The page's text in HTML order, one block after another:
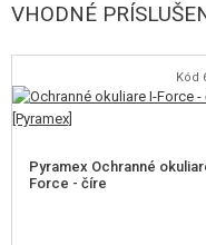
Niekoľko tipov na
Dbajte na to, aby boli
silikónovým olejom.
Robte prestávky medzi
mechanizmus sa musí
premažte aj vypúšťací
VHODNÉ
Kód
Pyramex Ochranné
Force - číre